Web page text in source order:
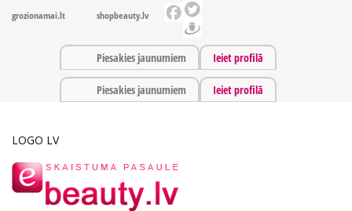
grozionamai.lt shopbeauty.lv
Piesakies jaunumiem Ieiet profilā
Piesakies jaunumiem Ieiet profilā
LOGO LV